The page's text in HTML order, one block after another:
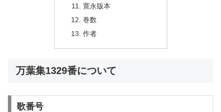
寛永版本
巻数
作者
万葉集1329番について
歌番号